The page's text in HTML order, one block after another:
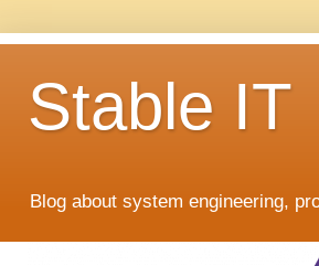
Stable IT
Blog about system engineering,